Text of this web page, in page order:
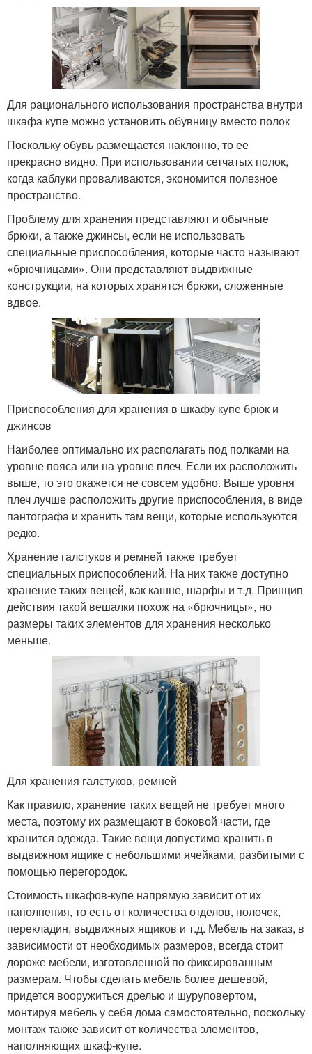
Для рационального использования пространства внутри
шкафа купе можно установить обувницу вместо полок
Поскольку обувь размещается наклонно, то ее
прекрасно видно. При использовании сетчатых полок,
когда каблуки проваливаются, экономится полезное
пространство.
Проблему для хранения представляют и обычные
брюки, а также джинсы, если не использовать
специальные приспособления, которые часто называют
«брючницами». Они представляют выдвижные
конструкции, на которых хранятся брюки, сложенные
вдвое.
Приспособления для хранения в шкафу купе брюк и
джинсов
Наиболее оптимально их располагать под полками на
уровне пояса или на уровне плеч. Если их расположить
выше, то это окажется не совсем удобно. Выше уровня
плеч лучше расположить другие приспособления, в виде
пантографа и хранить там вещи, которые используются
редко.
Хранение галстуков и ремней также требует
специальных приспособлений. На них также доступно
хранение таких вещей, как кашне, шарфы и т.д. Принцип
действия такой вешалки похож на «брючницы», но
размеры таких элементов для хранения несколько
меньше.
Для хранения галстуков, ремней
Как правило, хранение таких вещей не требует много
места, поэтому их размещают в боковой части, где
хранится одежда. Такие вещи допустимо хранить в
выдвижном ящике с небольшими ячейками, разбитыми с
помощью перегородок.
Стоимость шкафов-купе напрямую зависит от их
наполнения, то есть от количества отделов, полочек,
перекладин, выдвижных ящиков и т.д. Мебель на заказ, в
зависимости от необходимых размеров, всегда стоит
дороже мебели, изготовленной по фиксированным
размерам. Чтобы сделать мебель более дешевой,
придется вооружиться дрелью и шуруповертом,
монтируя мебель у себя дома самостоятельно, поскольку
монтаж также зависит от количества элементов,
наполняющих шкаф-купе.